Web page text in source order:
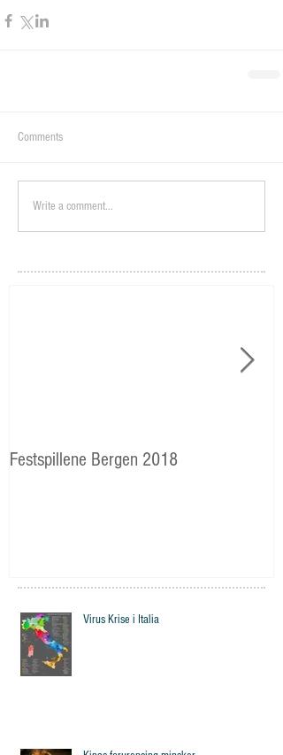
Comments
Write a comment...
Festspillene Bergen 2018
Virus Krise i Italia